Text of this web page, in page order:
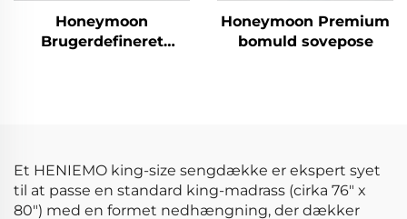
Honeymoon
Brugerdefineret
Honeymoon Premium
bomuld sovepose
Et HENIEMO king-size sengdække er ekspert syet
til at passe en standard king-madrass (cirka 76" x
80") med en formet nedhængning, der dækker